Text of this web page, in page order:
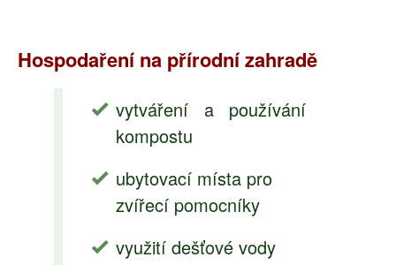
Hospodaření na přírodní zahradě
vytváření a používání
kompostu
ubytovací místa pro
zvířecí pomocníky
využití dešťové vody